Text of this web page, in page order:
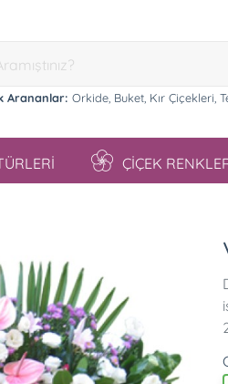
Arananlar: Orkide, Buket, Kır Çiçekleri,
ÇİÇEK